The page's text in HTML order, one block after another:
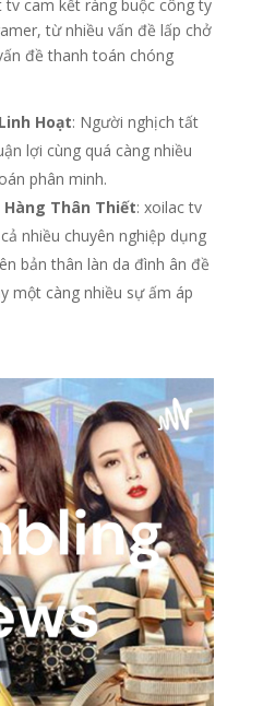
cam kết ràng buộc công ty
từ nhiều vấn đề lấp chở
đề thanh toán chóng
Hoạt: Người nghịch tất
lợi cùng quá càng nhiều
phân minh.
Thân Thiết: xoilac tv
nhiều chuyên nghiệp dụng
bản thân làn da đình ân đề
một càng nhiều sự ấm áp